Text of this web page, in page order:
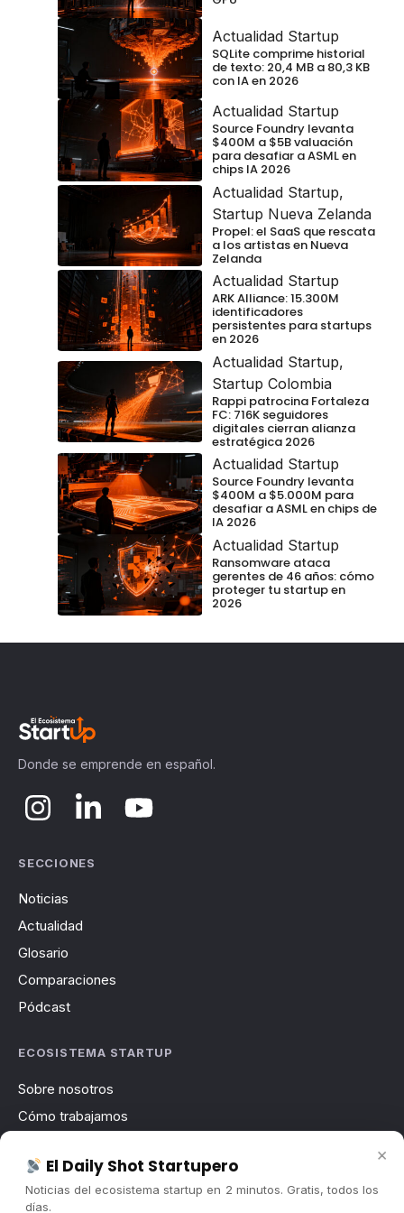
Actualidad Startup
SQLite comprime historial
de texto: 20,4 MB a 80,3 KB
con IA en 2026
Actualidad Startup
Source Foundry levanta
$400M a $5B valuación
para desafiar a ASML en
chips IA 2026
Actualidad Startup,
Startup Nueva Zelanda
Propel: el SaaS que rescata
a los artistas en Nueva
Zelanda
Actualidad Startup
ARK Alliance: 15.300M
identificadores
persistentes para startups
en 2026
Actualidad Startup,
Startup Colombia
Rappi patrocina Fortaleza
FC: 716K seguidores
digitales cierran alianza
estratégica 2026
Actualidad Startup
Source Foundry levanta
$400M a $5.000M para
desafiar a ASML en chips de
IA 2026
Actualidad Startup
Ransomware ataca
gerentes de 46 años: cómo
proteger tu startup en
2026
Donde se emprende en español.
SECCIONES
Noticias
Actualidad
Glosario
Comparaciones
Pódcast
ECOSISTEMA STARTUP
Sobre nosotros
Cómo trabajamos
Contacto
Publicidad
×
El Daily Shot Startupero
Noticias del ecosistema startup en 2 minutos. Gratis, todos los
días.